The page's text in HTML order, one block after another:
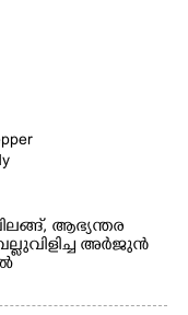
ആഭ്യന്തര
അർജുൻ